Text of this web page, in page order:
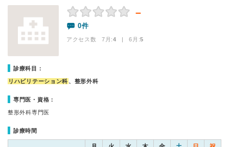
－
0件
アクセス数 7月:4 | 6月:5
診療科目：
リハビリテーション科 、整形外科
専門医・資格：
整形外科専門医
診療時間